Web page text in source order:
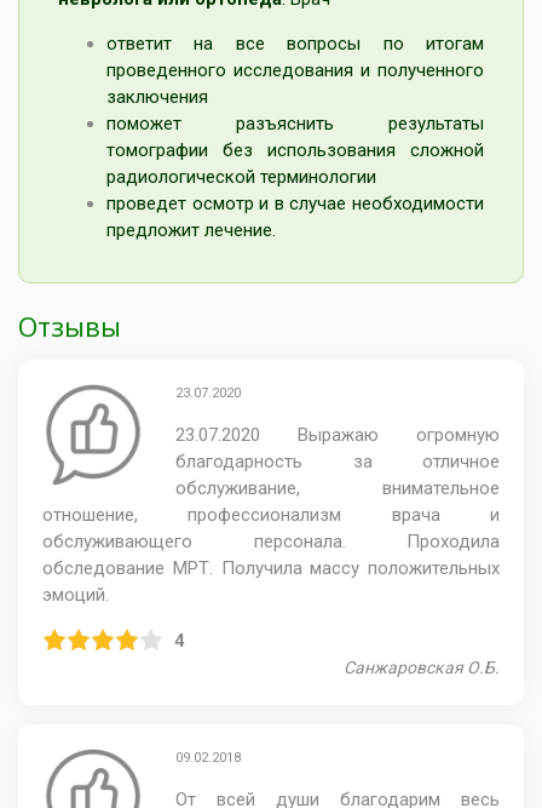
ответит на все вопросы по итогам
проведенного исследования и полученного
заключения
поможет разъяснить результаты
томографии без использования сложной
радиологической терминологии
проведет осмотр и в случае необходимости
предложит лечение.
Отзывы
23.07.2020
23.07.2020 Выражаю огромную
благодарность за отличное
обслуживание, внимательное
отношение, профессионализм врача и
обслуживающего персонала. Проходила
обследование МРТ. Получила массу положительных
эмоций.
4
Санжаровская О.Б.
09.02.2018
От всей души благодарим весь